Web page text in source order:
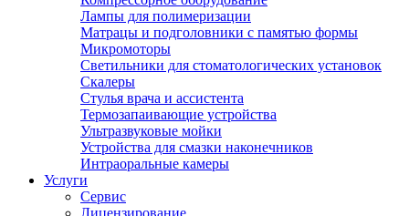
Лампы для полимеризации
Матрацы и подголовники с памятью формы
Микромоторы
Светильники для стоматологических установок
Скалеры
Стулья врача и ассистента
Термозапаивающие устройства
Ультразвуковые мойки
Устройства для смазки наконечников
Интраоральные камеры
Услуги
Сервис
Лицензирование